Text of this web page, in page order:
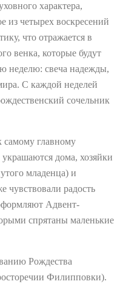
характера,
из четырех воскресений
что отражается в
венка, которые будут
неделю: свеча надежды,
С каждой неделей
сочельник
самому главному
дома, хозяйки
младенца) и
чувствовали радость
Адвент-
спрятаны маленькие
Рождества
Филипповки).